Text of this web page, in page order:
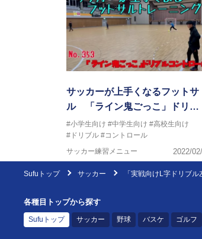
サッカーが上手くなるフットサ
ル 「ライン鬼ごっこ」ドリ…
#小学生向け #中学生向け #高校生向け
#ドリブル #コントロール
サッカー練習メニュー
2022/
Sufuトップ サッカー 「実戦向けL字ドリブ
各種目トップから探す
Sufuトップ サッカー 野球 バスケ ゴルフ